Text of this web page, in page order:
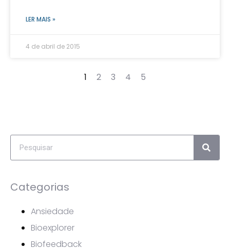
LER MAIS »
4 de abril de 2015
1 2 3 4 5
Categorias
Ansiedade
Bioexplorer
Biofeedback